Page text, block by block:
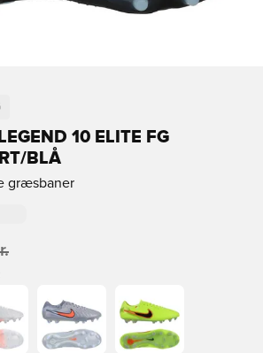
10 ELITE FG
BLÅ
græsbaner